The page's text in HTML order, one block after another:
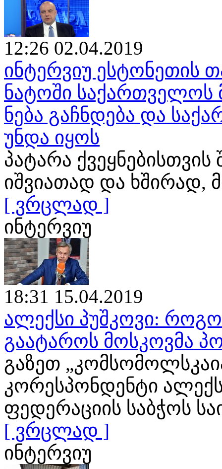
12:26 02.04.2019
ინტერვიუ ესტონეთის
ნატოში საქართველოს
ნება გაჩნდება და
უნდა იყოს
პატარა
იშვიათად და
[ ვრცლად ]
ინტერვიუ
18:31 15.04.2019
ალექსი პუშკოვი:
გაატაროს მოსკოვმა
გაზეთ
კორესპონდენტი
ფედერაციის საბჭოს
[ ვრცლად ]
ინტერვიუ